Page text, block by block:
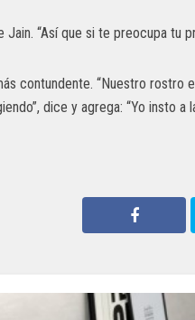
Jain. “Así que si te preocupa tu
contundente. “Nuestro rostro
dice y agrega: “Yo insto a